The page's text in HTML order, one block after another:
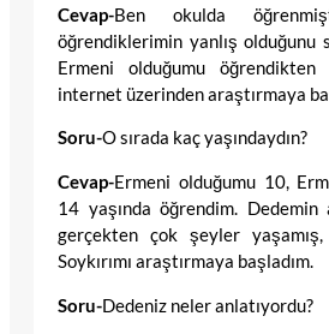
Cevap-Ben okulda
öğrendiklerimin yanlış olduğunu
Ermeni olduğumu
internet üzerinden araştırmaya
Soru-O sırada kaç yaşındaydın?
Cevap-Ermeni olduğumu 10,
14 yaşında öğrendim. Dedemin
gerçekten çok şeyler
Soykırımı araştırmaya başladım.
Soru-Dedeniz neler anlatıyordu?